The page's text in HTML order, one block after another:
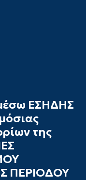
ΕΣΗΔΗΣ
της
ΠΕΡΙΟΔΟΥ